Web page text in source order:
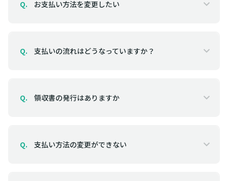
Q. お支払い方法を変更したい
Q. 支払いの流れはどうなっていますか？
Q. 領収書の発行はありますか
Q. 支払い方法の変更ができない